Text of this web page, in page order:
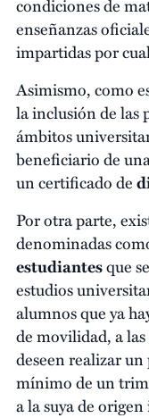
condiciones de
enseñanzas
impartidas por
Asimismo, como
la inclusión de las
ámbitos
beneficiario de
un certificado de
Por otra parte,
denominadas
estudiantesque
estudios
alumnos que ya
de movilidad, a
deseen realizar
mínimo de un
a la suya de